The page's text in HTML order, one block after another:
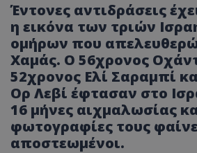
Έντονες αντιδράσεις
η εικόνα των τριών
ομήρων που
Χαμάς. Ο 56χρονος
52χρονος Ελί Σαραμπί
Ορ Λεβί έφτασαν στο
16 μήνες αιχμαλωσίας
φωτογραφίες τους
αποστεωμένοι.